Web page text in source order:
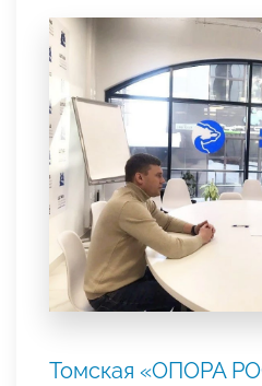
Томская «ОПОРА